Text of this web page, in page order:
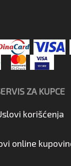
ZA KUPCE
korišćenja
online